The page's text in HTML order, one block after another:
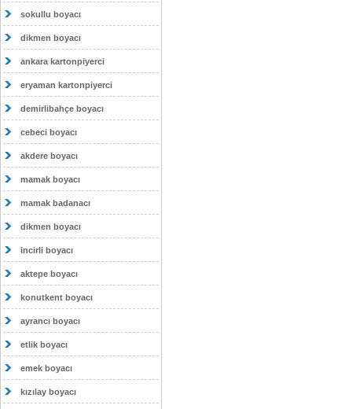
sokullu boyacı
dikmen boyacı
ankara kartonpiyerci
eryaman kartonpiyerci
demirlibahçe boyacı
cebeci boyacı
akdere boyacı
mamak boyacı
mamak badanacı
dikmen boyacı
incirli boyacı
aktepe boyacı
konutkent boyacı
ayrancı boyacı
etlik boyacı
emek boyacı
kızılay boyacı